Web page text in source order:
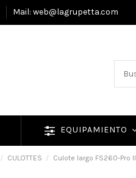
Mail: web@lagrupetta.com
EQUIPAMIENTO
CULOTTES Culote largo FS260-Pro II